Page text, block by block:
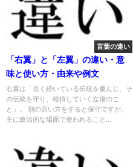
言葉の違い
「右翼」と「左翼」の違い・意
味と使い方・由来や例文
右翼は「長く続いている伝統を重んじ、そ
の伝統を守り、維持していく立場のこ
と」。 別の言い方をすると保守ですが、
主に政治的な場面で使われること...